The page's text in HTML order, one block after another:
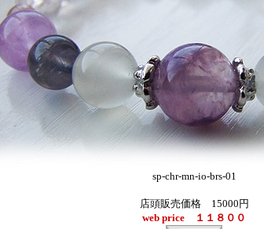
sp-chr-mn-io-brs-01
店頭販売価格 15000円
web price １１８００